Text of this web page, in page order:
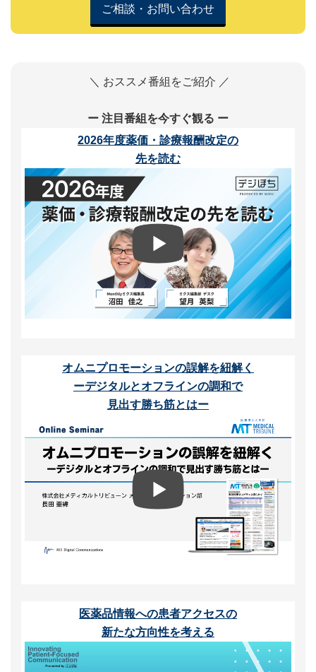
ご相談・お問い合わせ
＼ おススメ番組をご紹介 ／
ー 注目番組を今すぐ観る ー
2026年度薬価・診療報酬改定の
先を読む
オムニプロモーションの誤解を紐解く
ーデジタルとオフラインの調和で
見出す勝ち筋とはー
医薬品情報への患者アクセスの
新たな方向性を考える